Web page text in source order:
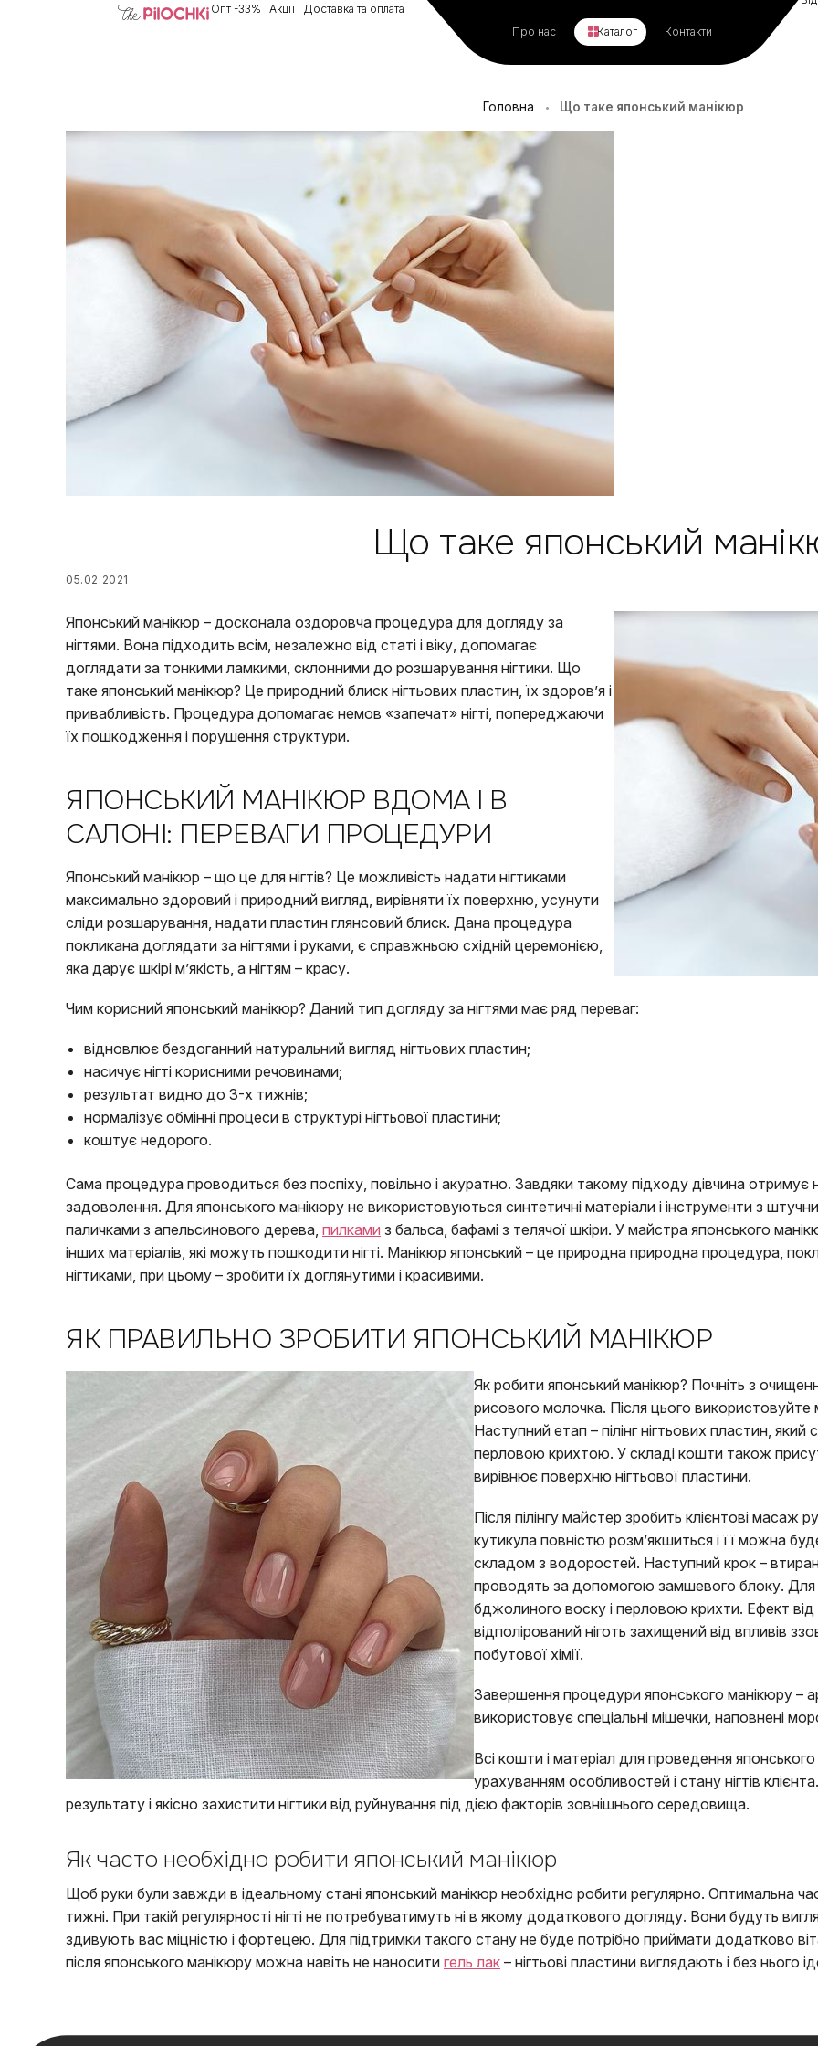
Опт -33% Акції
Доставка та оплата
Про нас
Каталог Контакти
Головна • Що таке японський манікюр
Що таке японський
05.02.2021
Японський манікюр – досконала оздоровча процедура для догляду за
нігтями. Вона підходить всім, незалежно від статі і віку, допомагає
доглядати за тонкими ламкими, склонними до розшарування нігтики. Що
таке японський манікюр? Це природний блиск нігтьових пластин, їх здоров’я і
привабливість. Процедура допомагає немов «запечат» нігті, попереджаючи
їх пошкодження і порушення структури.
ЯПОНСЬКИЙ МАНІКЮР ВДОМА І В
САЛОНІ: ПЕРЕВАГИ ПРОЦЕДУРИ
Японський манікюр – що це для нігтів? Це можливість надати нігтиками
максимально здоровий і природний вигляд, вирівняти їх поверхню, усунути
сліди розшарування, надати пластин глянсовий блиск. Дана процедура
покликана доглядати за нігтями і руками, є справжньою східній церемонією,
яка дарує шкірі м’якість, а нігтям – красу.
Чим корисний японський манікюр? Даний тип догляду за нігтями має ряд переваг:
відновлює бездоганний натуральний вигляд нігтьових пластин;
насичує нігті корисними речовинами;
результат видно до 3-х тижнів;
нормалізує обмінні процеси в структурі нігтьової пластини;
коштує недорого.
Сама процедура проводиться без поспіху, повільно і акуратно. Завдяки такому підходу дівчина отримує
задоволення. Для японського манікюру не використовуються синтетичні матеріали і інструменти з
паличками з апельсинового дерева, пилками з бальса, бафамі з телячої шкіри. У майстра японського
інших матеріалів, які можуть пошкодити нігті. Манікюр японський – це природна природна процедура,
нігтиками, при цьому – зробити їх доглянутими і красивими.
ЯК ПРАВИЛЬНО ЗРОБИТИ ЯПОНСЬКИЙ МАНІКЮР
Як робити японський манікюр? Почніть з
рисового молочка. Після цього
Наступний етап – пілінг нігтьових пластин,
перловою крихтою. У складі кошти також
вирівнює поверхню нігтьової пластини.
Після пілінгу майстер зробить клієнтові масаж
кутикула повністю розм’якшиться і її можна
складом з водоростей. Наступний крок –
проводять за допомогою замшевого блоку. Для
бджолиного воску і перловою крихти. Ефект
відполірований ніготь захищений від впливів
побутової хімії.
Завершення процедури японського манікюру –
використовує спеціальні мішечки, наповнені
Всі кошти і матеріал для проведення
урахуванням особливостей і стану нігтів
результату і якісно захистити нігтики від руйнування під дією факторів зовнішнього середовища.
Як часто необхідно робити японський манікюр
Щоб руки були завжди в ідеальному стані японський манікюр необхідно робити регулярно. Оптимальна
тижні. При такій регулярності нігті не потребуватимуть ні в якому додаткового догляду. Вони будуть
здивують вас міцністю і фортецею. Для підтримки такого стану не буде потрібно приймати додатково
після японського манікюру можна навіть не наносити гель лак – нігтьові пластини виглядають і без нього